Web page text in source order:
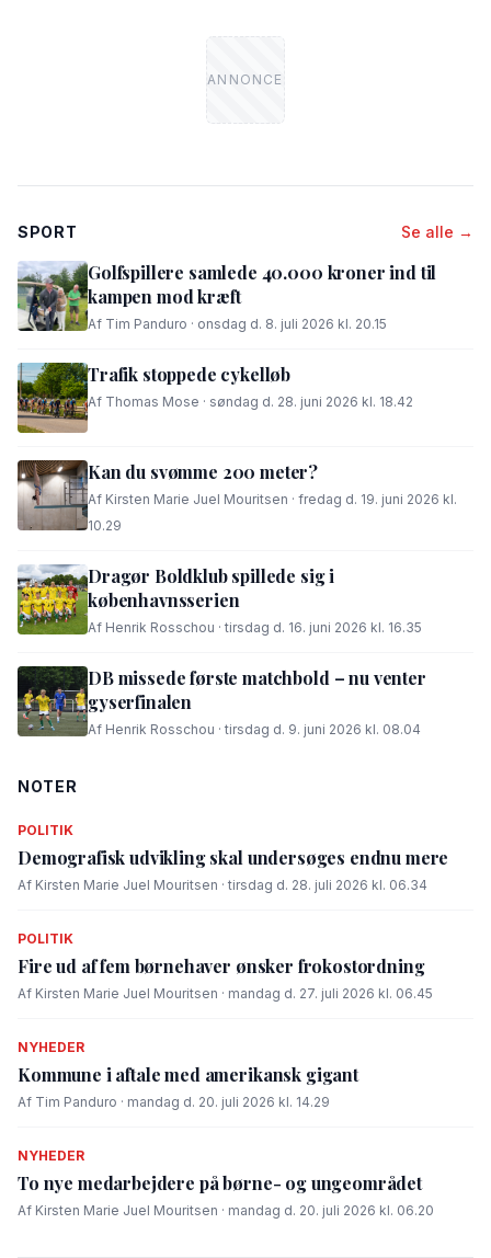
SPORT Se alle →
Golfspillere samlede 40.000 kroner ind til
kampen mod kræft
Af Tim Panduro · onsdag d. 8. juli 2026 kl. 20.15
Trafik stoppede cykelløb
Af Thomas Mose · søndag d. 28. juni 2026 kl. 18.42
Kan du svømme 200 meter?
Af Kirsten Marie Juel Mouritsen · fredag d. 19. juni 2026 kl.
10.29
Dragør Boldklub spillede sig i
københavnsserien
Af Henrik Rosschou · tirsdag d. 16. juni 2026 kl. 16.35
DB missede første matchbold – nu venter
gyserfinalen
Af Henrik Rosschou · tirsdag d. 9. juni 2026 kl. 08.04
NOTER
POLITIK
Demografisk udvikling skal undersøges endnu mere
Af Kirsten Marie Juel Mouritsen · tirsdag d. 28. juli 2026 kl. 06.34
POLITIK
Fire ud af fem børnehaver ønsker frokostordning
Af Kirsten Marie Juel Mouritsen · mandag d. 27. juli 2026 kl. 06.45
NYHEDER
Kommune i aftale med amerikansk gigant
Af Tim Panduro · mandag d. 20. juli 2026 kl. 14.29
NYHEDER
To nye medarbejdere på børne- og ungeområdet
Af Kirsten Marie Juel Mouritsen · mandag d. 20. juli 2026 kl. 06.20